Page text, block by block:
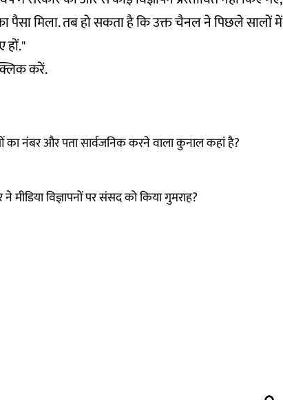
पैसा मिला. तब हो सकता है कि उक्त चैनल ने पिछले सालों में
हों."
करें.
का नंबर और पता सार्वजनिक करने वाला कुनाल कहां है?
ने मीडिया विज्ञापनों पर संसद को किया गुमराह?